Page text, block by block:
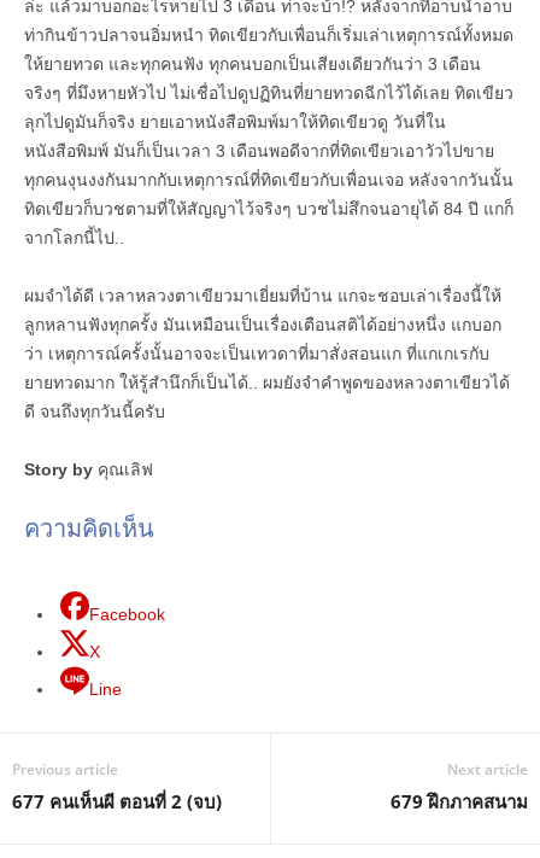
ล่ะ แล้วมาบอกอะไรหายไป 3 เดือน ท่าจะบ้า!? หลังจากที่อาบน้ำอาบ
ท่ากินข้าวปลาจนอิ่มหนำ ทิดเขียวกับเพื่อนก็เริ่มเล่าเหตุการณ์ทั้งหมด
ให้ยายทวด และทุกคนฟัง ทุกคนบอกเป็นเสียงเดียวกันว่า 3 เดือน
จริงๆ ที่มึงหายหัวไป ไม่เชื่อไปดูปฏิทินที่ยายทวดฉีกไว้ได้เลย ทิดเขียว
ลุกไปดูมันก็จริง ยายเอาหนังสือพิมพ์มาให้ทิดเขียวดู วันที่ใน
หนังสือพิมพ์ มันก็เป็นเวลา 3 เดือนพอดีจากที่ทิดเขียวเอาวัวไปขาย
ทุกคนงุนงงกันมากกับเหตุการณ์ที่ทิดเขียวกับเพื่อนเจอ หลังจากวันนั้น
ทิดเขียวก็บวชตามที่ให้สัญญาไว้จริงๆ บวชไม่สึกจนอายุได้ 84 ปี แกก็
จากโลกนี้ไป..
ผมจำได้ดี เวลาหลวงตาเขียวมาเยี่ยมที่บ้าน แกจะชอบเล่าเรื่องนี้ให้
ลูกหลานฟังทุกครั้ง มันเหมือนเป็นเรื่องเตือนสติได้อย่างหนึ่ง แกบอก
ว่า เหตุการณ์ครั้งนั้นอาจจะเป็นเทวดาที่มาสั่งสอนแก ที่แกเกเรกับ
ยายทวดมาก ให้รู้สำนึกก็เป็นได้.. ผมยังจำคำพูดของหลวงตาเขียวได้
ดี จนถึงทุกวันนี้ครับ
Story by คุณเลิฟ
ความคิดเห็น
Facebook
X
Line
Previous article
677 คนเห็นผี ตอนที่ 2 (จบ)
Next article
679 ฝึกภาคสนาม